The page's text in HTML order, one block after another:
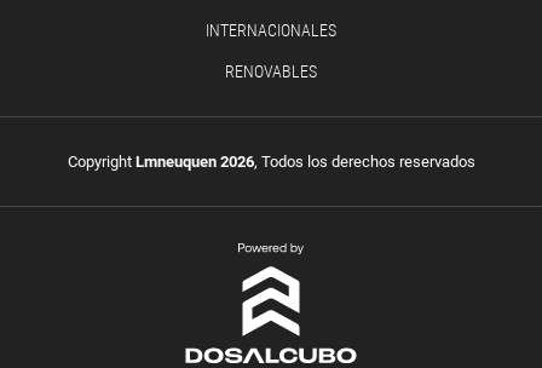
INTERNACIONALES
RENOVABLES
Copyright Lmneuquen 2026, Todos los derechos reservados